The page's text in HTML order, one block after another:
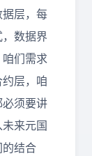
层，每
数据界
们需求
层，咱
须要讲
来元国
的结合